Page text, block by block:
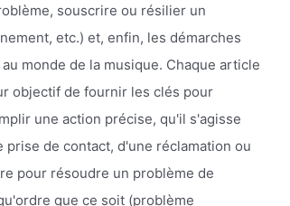
souscrire ou résilier un
etc.) et, enfin, les démarches
monde de la musique. Chaque article
objectif de fournir les clés pour
une action précise, qu'il s'agisse
prise de contact, d'une réclamation ou
pour résoudre un problème de
que ce soit (problème